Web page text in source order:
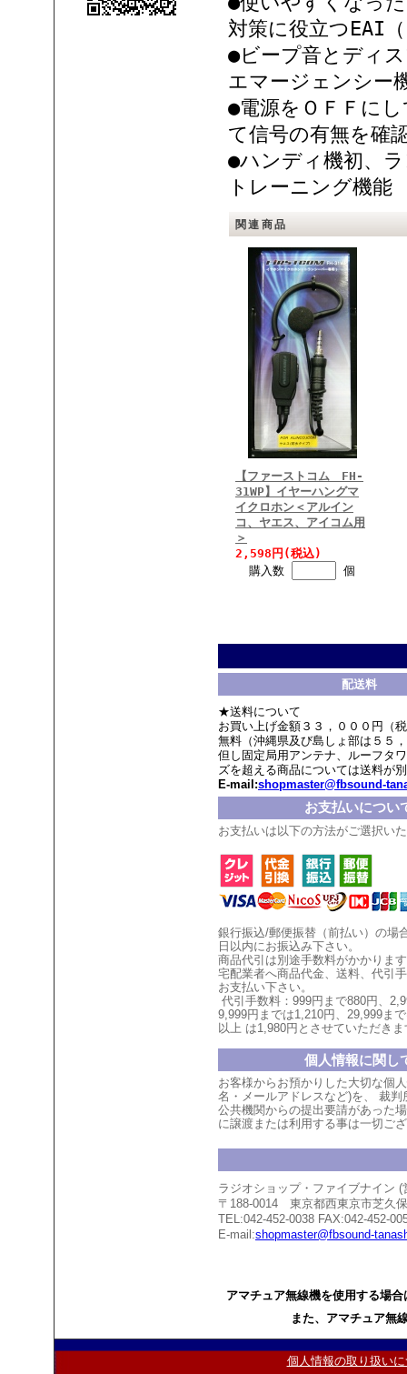
対策に役立つEAI
●ビープ音とディ
エマージェンシー
●電源をＯＦＦに
て信号の有無を確
●ハンディ機初、
トレーニング機能
関連商品
【ファーストコム FH-
31WP】イヤーハングマ
イクロホン＜アルイン
コ、ヤエス、アイコム用
＞
2,598円(税込)
購入数
個
配送料
★送料について
お買い上げ金額３３，０００円（
無料（沖縄県及び島しょ部は５５
但し固定局用アンテナ、ルーフタ
ズを超える商品については送料が
E-mail:shopmaster@fbsound-
お支払いについ
お支払いは以下の方法がご選択い
銀行振込/郵便振替（前払い）の場
日以内にお振込み下さい。
商品代引は別途手数料がかかりま
宅配業者へ商品代金、送料、代引
お支払い下さい。
代引手数料：999円まで880円、
9,999円までは1,210円、 29,999まで
以上 は1,980円とさせていただき
個人情報に関し
お客様からお預かりした大切な個
名・メールアドレスなど)を、 裁判
公共機関からの提出要請があった
に譲渡または利用する事は一切ご
ラジオショップ・ファイブナイン
〒188-0014 東京都西東京市芝久
TEL:042-452-0038 FAX:042-452-
E-mail:shopmaster@fbsound-
アマチュア無線機を使用する場
また、アマチュア無
個人情報の取り扱い